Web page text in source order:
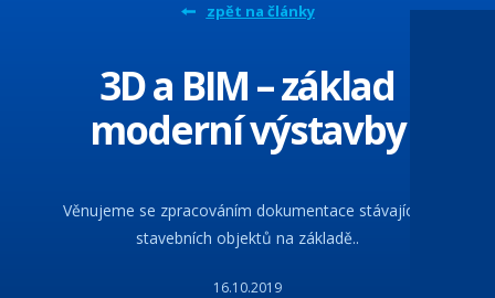
zpět na články
3D a BIM – základ
moderní výstavby
Věnujeme se zpracováním dokumentace stávajících
stavebních objektů na základě..
16.10.2019